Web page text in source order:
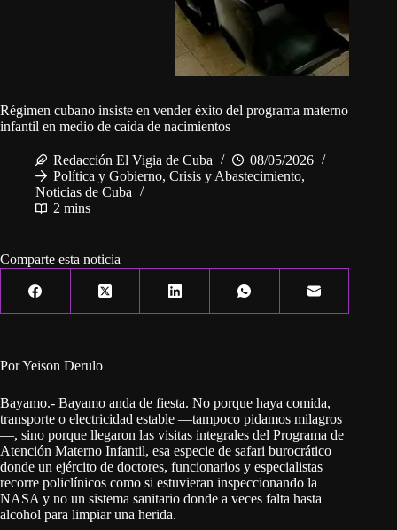
Régimen cubano insiste en vender éxito del programa materno
infantil en medio de caída de nacimientos
Redacción El Vigia de Cuba
08/05/2026
Política y Gobierno, Crisis y Abastecimiento,
Noticias de Cuba
2 mins
Comparte esta noticia
Por Yeison Derulo
Bayamo.- Bayamo anda de fiesta. No porque haya comida,
transporte o electricidad estable —tampoco pidamos milagros
—, sino porque llegaron las visitas integrales del Programa de
Atención Materno Infantil, esa especie de safari burocrático
donde un ejército de doctores, funcionarios y especialistas
recorre policlínicos como si estuvieran inspeccionando la
NASA y no un sistema sanitario donde a veces falta hasta
alcohol para limpiar una herida.